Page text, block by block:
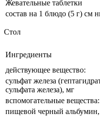
Жевательные таблетки
состав на 1 блюдо (5 г) см
Стол
Ингредиенты
действующее вещество:
сульфат железа
сульфата железа), мг
вспомогательные вещества:
пищевой черный